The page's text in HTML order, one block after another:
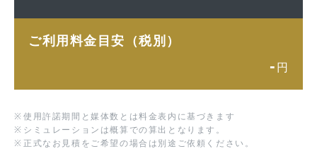
ご利用料金目安（税別）
- 円
※ 使用許諾期間と媒体数とは料金表内に基づきます
※ シミュレーションは概算での算出となります。
※ 正式なお見積をご希望の場合は別途ご依頼ください。